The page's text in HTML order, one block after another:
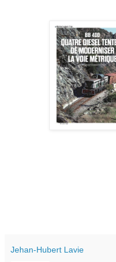
Jehan-Hubert Lavie